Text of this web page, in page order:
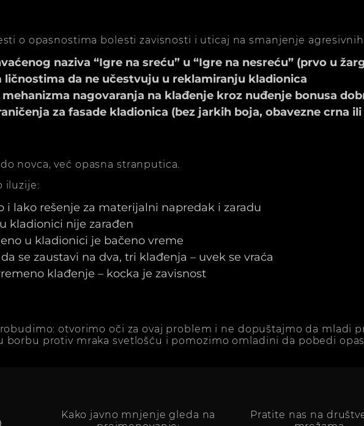
o opasnostima bolesti zavisnosti i uticaj na smanjenje
naziva “Igre na sreću” u “Igre na nesreću” (prvo u
ličnostima da ne učestvuju u reklamiranju kladionica
nagovaranja na klađenje kroz nuđenje bonusa
za fasade kladionica (bez jarkih boja, obavezne crna ili
novca, već opasna stranputica.
iluzije:
i lako rešenje za materijalni napredak i zaradu
kladionici nije zarađen
u kladionici je bačeno vreme
se zaustavi na dva, tri klađenja – uvek se vraća
klađenje – kocka je zavisnost
otvorimo oči za ovaj problem i ne dopuštajmo da mladi
borbu protiv mraka svetlošću i pomozimo omladini da pobedi
Kako javno mnjenje gleda na
Pratite nas na